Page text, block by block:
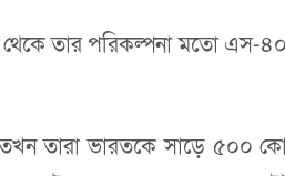
তার পরিকল্পনা মতো এস-৪০০
তারা ভারতকে সাড়ে ৫০০